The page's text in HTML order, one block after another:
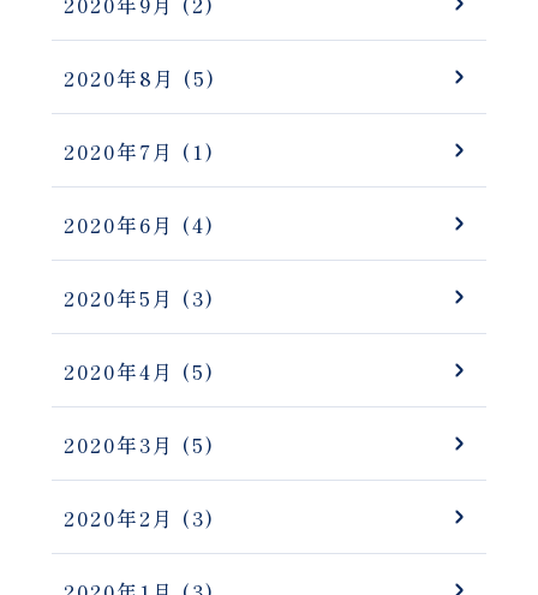
2020年8月 (5)
2020年7月 (1)
2020年6月 (4)
2020年5月 (3)
2020年4月 (5)
2020年3月 (5)
2020年2月 (3)